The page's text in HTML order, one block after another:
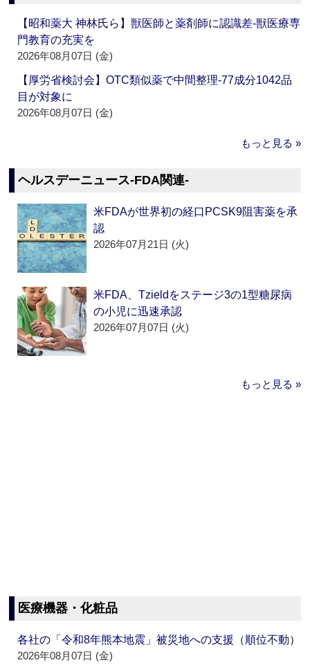
【昭和薬大 神林氏ら】獣医師と薬剤師に認識差‐獣医療専
門教育の充実を
2026年08月07日 (金)
【厚労省検討会】OTC類似薬で中間整理‐77成分1042品
目が対象に
2026年08月07日 (金)
もっと見る »
ヘルスデーニュース‐FDA関連‐
米FDAが世界初の経口PCSK9阻害薬を承
認
2026年07月21日 (火)
米FDA、Tzieldをステージ3の1型糖尿病
の小児に迅速承認
2026年07月07日 (火)
もっと見る »
医療機器・化粧品
各社の「令和8年熊本地震」被災地への支援（順位不動）
2026年08月07日 (金)